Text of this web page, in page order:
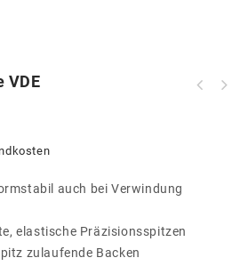
VDE
auch bei Verwindung
elastische Präzisionsspitzen
zulaufende Backen